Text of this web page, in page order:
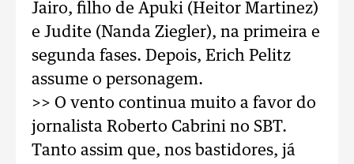
Jairo, filho de Apuki (Heitor Martinez)
e Judite (Nanda Ziegler), na primeira e
segunda fases. Depois, Erich Pelitz
assume o personagem.
>> O vento continua muito a favor do
jornalista Roberto Cabrini no SBT.
Tanto assim que, nos bastidores, já